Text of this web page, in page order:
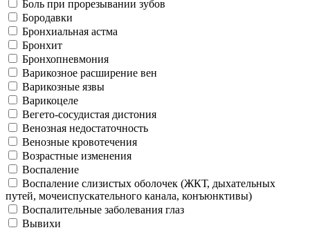
Боль при прорезывании зубов
Бородавки
Бронхиальная астма
Бронхит
Бронхопневмония
Варикозное расширение вен
Варикозные язвы
Варикоцеле
Вегето-сосудистая дистония
Венозная недостаточность
Венозные кровотечения
Возрастные изменения
Воспаление
Воспаление слизистых оболочек (ЖКТ, дыхательных
путей, мочеиспускательного канала, конъюнктивы)
Воспалительные заболевания глаз
Вывихи